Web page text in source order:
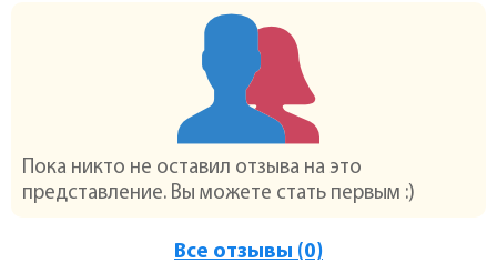
Пока никто не оставил отзыва на это
представление. Вы можете стать первым :)
Все отзывы (0)